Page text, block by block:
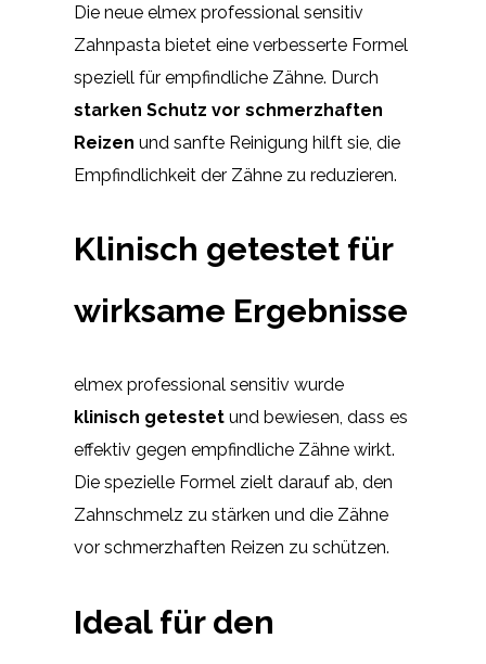
Die neue elmex professional sensitiv
Zahnpasta bietet eine verbesserte Formel
speziell für empfindliche Zähne. Durch
starken Schutz vor schmerzhaften
Reizen und sanfte Reinigung hilft sie, die
Empfindlichkeit der Zähne zu reduzieren.
Klinisch getestet für
wirksame Ergebnisse
elmex professional sensitiv wurde
klinisch getestet und bewiesen, dass es
effektiv gegen empfindliche Zähne wirkt.
Die spezielle Formel zielt darauf ab, den
Zahnschmelz zu stärken und die Zähne
vor schmerzhaften Reizen zu schützen.
Ideal für den